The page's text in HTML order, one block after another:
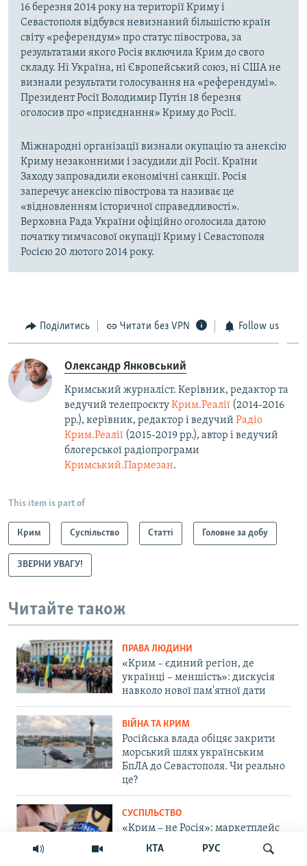
КТА РУС
16 березня 2014 року на території Криму і
Севастополя відбувся невизнаний більшістю країн
світу «референдум» про статус півострова, за
результатами якого Росія включила Крим до свого
складу. Ні Україна, ні Європейський союз, ні США не
визнали результати голосування на «референдумі».
Президент Росії Володимир Путін 18 березня
оголосив про «приєднання» Криму до Росії.
Міжнародні організації визнали окупацію та анексію
Криму незаконними і засудили дії Росії. Країни
Заходу запровадили економічні санкції. Росія
заперечує анексію півострова та називає це
«відновленням історичної справедливості».
Верховна Рада України офіційно оголосила датою
початку тимчасової окупації Криму і Севастополя
Росією 20 лютого 2014 року.
Поділитись Читати без VPN Follow us
Олександр Янковський
Кримський журналіст. Керівник, редактор та
ведучий телепроєктуКрим.Реалії (2014-2016
рр.), керівник, редактор і ведучий Радіо
Крим.Реалії (2015-2019 рр.), автор і ведучий
блогерської радіопрограми
Кримський.Пармезан.​
This item is part of
Крим Суспільство Статті Головне за добу
ЗВЕРНИ УВАГУ!
Читайте також
ПРАВА ЛЮДИНИ
«Крим – єдиний регіон, де
українці – меншість»: дискусія
навколо нової пам'ятної дати
ВІЙНА ТА КРИМ
Російська влада обіцяє закрити
морський шлях українським
БпЛА до Севастополя. Чи реально
це?
СУСПІЛЬСТВО
«Крим – не Росія»: маркетплейс
Ozon припинив прийом нових